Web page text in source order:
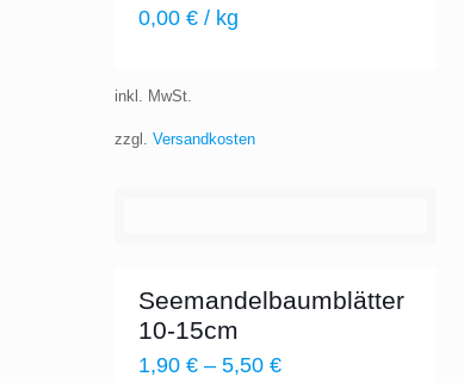
0,00 €/ kg
inkl. MwSt.
zzgl. Versandkosten
Seemandelbaumblätter
10-15cm
1,90 €– 5,50 €